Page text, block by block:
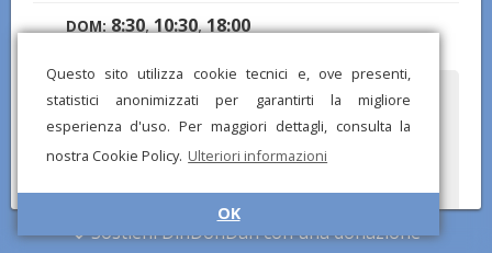
Questo sito utilizza cookie tecnici e, ove presenti,
statistici anonimizzati per garantirti la migliore
esperienza d'uso. Per maggiori dettagli, consulta la
nostra Cookie Policy. Ulteriori informazioni
OK
DOM: 8:30,10:30,18:00
Hai notato informazioni mancanti o errate? Scarica l'app di
DinDonDan per inviare correzioni e segnalare chiese mancanti!
Sostieni DinDonDan con una donazione